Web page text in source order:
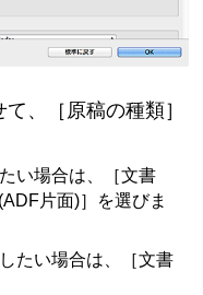
て、［原稿の種類］
い場合は、［文書
片面)］を選びま
たい場合は、［文書